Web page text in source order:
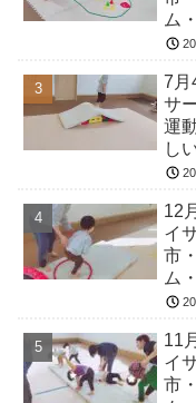
ム
7月
サ
運
し
12
イ
市
ム
11
イ
市